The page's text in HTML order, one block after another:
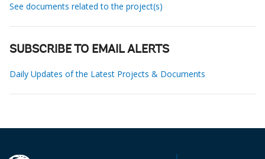
See documents related to the project(s)
SUBSCRIBE TO EMAIL ALERTS
Daily Updates of the Latest Projects & Documents